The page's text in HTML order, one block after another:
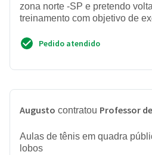
zona norte -SP e pretendo
treinamento com objetivo de
Pedido atendido
Augusto contratou Professor
Aulas de tênis em quadra
lobos